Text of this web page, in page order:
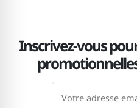
Inscrivez-vous